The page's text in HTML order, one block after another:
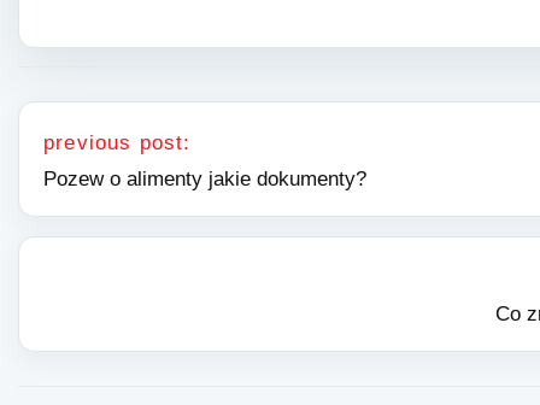
Nawigacja wpisu
previous post:
Pozew o alimenty jakie dokumenty?
Co